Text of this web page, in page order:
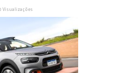
Visualizações